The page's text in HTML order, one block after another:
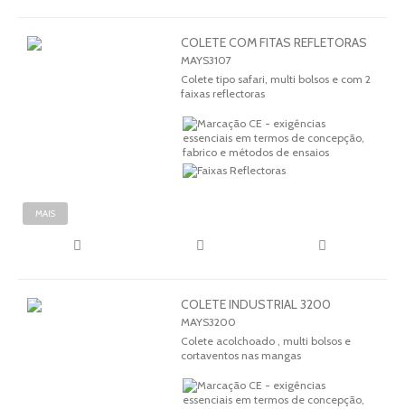
COLETE COM FITAS REFLETORAS
MAYS3107
Colete tipo safari, multi bolsos e com 2
faixas reflectoras
MAIS
COLETE INDUSTRIAL 3200
MAYS3200
Colete acolchoado , multi bolsos e
cortaventos nas mangas